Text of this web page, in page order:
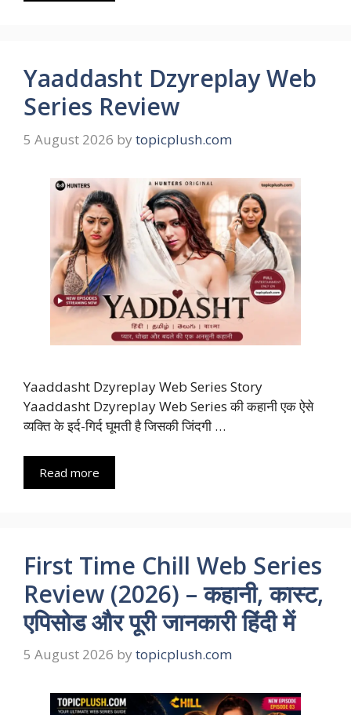
Yaaddasht Dzyreplay Web
Series Review
5 August 2026 by topicplush.com
Yaaddasht Dzyreplay Web Series Story
Yaaddasht Dzyreplay Web Series की कहानी एक ऐसे
व्यक्ति के इर्द-गिर्द घूमती है जिसकी जिंदगी …
Read more
First Time Chill Web Series
Review (2026) – कहानी, कास्ट,
एपिसोड और पूरी जानकारी हिंदी में
5 August 2026 by topicplush.com